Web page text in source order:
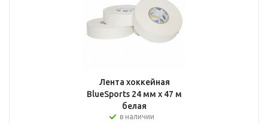
Лента хоккейная
BlueSports 24 мм x 47 м
белая
в наличии